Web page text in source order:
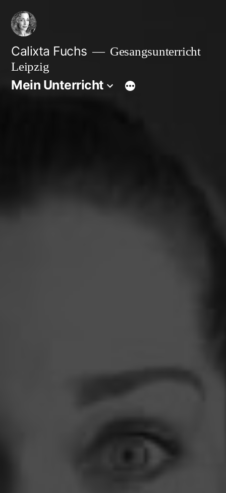
Zum
Inhalt
springen
Calixta Fuchs
Gesangsunterricht
Leipzig
Mein Unterricht